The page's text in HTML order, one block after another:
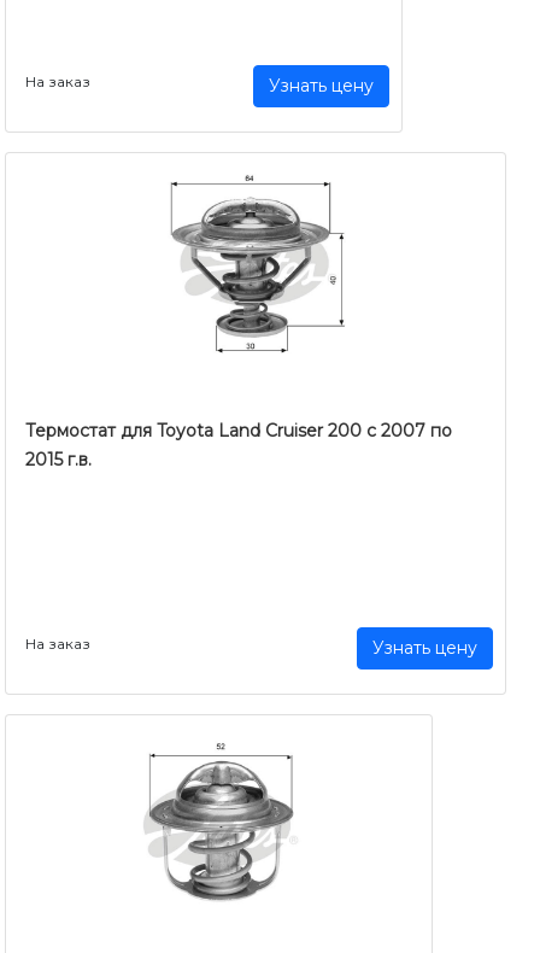
На заказ Узнать цену
Термостат для Toyota Land Cruiser 200 с 2007 по
2015 г.в.
На заказ Узнать цену